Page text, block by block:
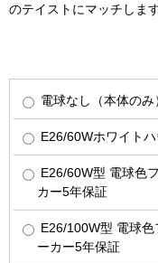
のテイストにマッチします
電球なし（本体のみ
E26/60Wホワイト
E26/60W型 電球色
カー5年保証
E26/100W型 電球
ーカー5年保証